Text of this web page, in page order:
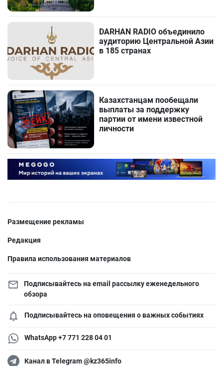
DARHAN RADIO объединило
аудиторию Центральной Азии
в 185 странах
Казахстанцам пообещали
выплаты за поддержку
партии от имени известной
личности
Размещение рекламы
Редакция
Правила использования материалов
Подписывайтесь на email рассылку еженедельного
обзора
Подписывайтесь на оповещения о важных событиях
WhatsApp +7 771 228 04 01
Канал в Telegram @kz365info